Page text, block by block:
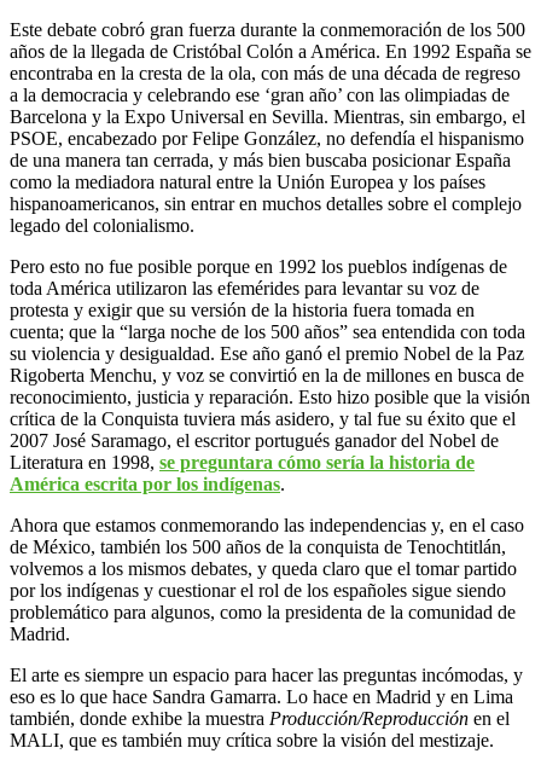
Este debate cobró gran fuerza durante la conmemoración de los 500
años de la llegada de Cristóbal Colón a América. En 1992 España se
encontraba en la cresta de la ola, con más de una década de regreso
a la democracia y celebrando ese ‘gran año’ con las olimpiadas de
Barcelona y la Expo Universal en Sevilla. Mientras, sin embargo, el
PSOE, encabezado por Felipe González, no defendía el hispanismo
de una manera tan cerrada, y más bien buscaba posicionar España
como la mediadora natural entre la Unión Europea y los países
hispanoamericanos, sin entrar en muchos detalles sobre el complejo
legado del colonialismo.
Pero esto no fue posible porque en 1992 los pueblos indígenas de
toda América utilizaron las efemérides para levantar su voz de
protesta y exigir que su versión de la historia fuera tomada en
cuenta; que la “larga noche de los 500 años” sea entendida con toda
su violencia y desigualdad. Ese año ganó el premio Nobel de la Paz
Rigoberta Menchu, y voz se convirtió en la de millones en busca de
reconocimiento, justicia y reparación. Esto hizo posible que la visión
crítica de la Conquista tuviera más asidero, y tal fue su éxito que el
2007 José Saramago, el escritor portugués ganador del Nobel de
Literatura en 1998, se preguntara cómo sería la historia de
América escrita por los indígenas.
Ahora que estamos conmemorando las independencias y, en el caso
de México, también los 500 años de la conquista de Tenochtitlán,
volvemos a los mismos debates, y queda claro que el tomar partido
por los indígenas y cuestionar el rol de los españoles sigue siendo
problemático para algunos, como la presidenta de la comunidad de
Madrid.
El arte es siempre un espacio para hacer las preguntas incómodas, y
eso es lo que hace Sandra Gamarra. Lo hace en Madrid y en Lima
también, donde exhibe la muestra Producción/Reproducción en el
MALI, que es también muy crítica sobre la visión del mestizaje.